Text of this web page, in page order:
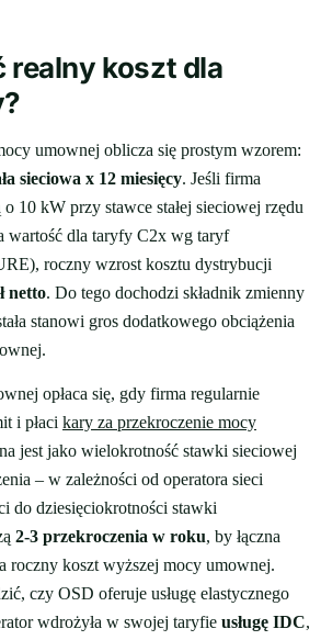
realny koszt dla
umownej oblicza się prostym wzorem:
sieciowa x 12 miesięcy. Jeśli firma
10 kW przy stawce stałej sieciowej rzędu
wartość dla taryfy C2x wg taryf
roczny wzrost kosztu dystrybucji
netto. Do tego dochodzi składnik zmienny
stanowi gros dodatkowego obciążenia
opłaca się, gdy firma regularnie
i płaci kary za przekroczenie mocy
jest jako wielokrotność stawki sieciowej
– w zależności od operatora sieci
do dziesięciokrotności stawki
2-3 przekroczenia w roku, by łączna
roczny koszt wyższej mocy umownej.
czy OSD oferuje usługę elastycznego
wdrożyła w swojej taryfie usługę IDC,